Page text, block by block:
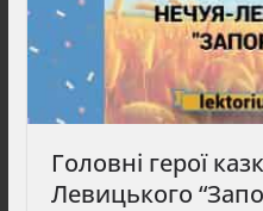
Головні герої
Левицького